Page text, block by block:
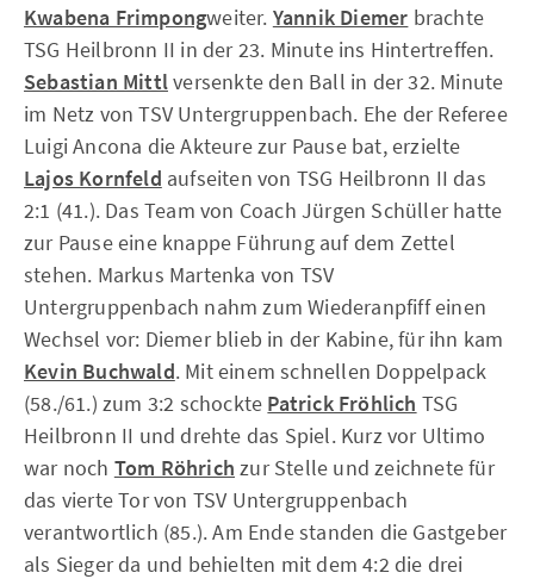
Kwabena Frimpongweiter. Yannik Diemer brachte
TSG Heilbronn II in der 23. Minute ins Hintertreffen.
Sebastian Mittlversenkte den Ball in der 32. Minute
im Netz von TSV Untergruppenbach. Ehe der Referee
Luigi Ancona die Akteure zur Pause bat, erzielte
Lajos Kornfeld aufseiten von TSG Heilbronn II das
2:1 (41.). Das Team von Coach Jürgen Schüller hatte
zur Pause eine knappe Führung auf dem Zettel
stehen. Markus Martenka von TSV
Untergruppenbach nahm zum Wiederanpfiff einen
Wechsel vor: Diemer blieb in der Kabine, für ihn kam
Kevin Buchwald. Mit einem schnellen Doppelpack
(58./61.) zum 3:2 schockte Patrick Fröhlich TSG
Heilbronn II und drehte das Spiel. Kurz vor Ultimo
war noch Tom Röhrich zur Stelle und zeichnete für
das vierte Tor von TSV Untergruppenbach
verantwortlich (85.). Am Ende standen die Gastgeber
als Sieger da und behielten mit dem 4:2 die drei